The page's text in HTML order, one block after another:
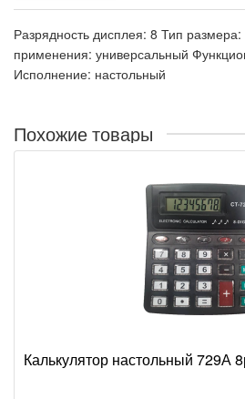
Разрядность дисплея: 8 Тип
применения: универсальный
Исполнение: настольный
Похожие товары
Калькулятор настольный 729А